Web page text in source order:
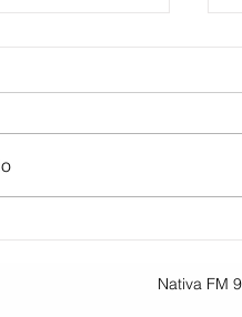
Nativa FM